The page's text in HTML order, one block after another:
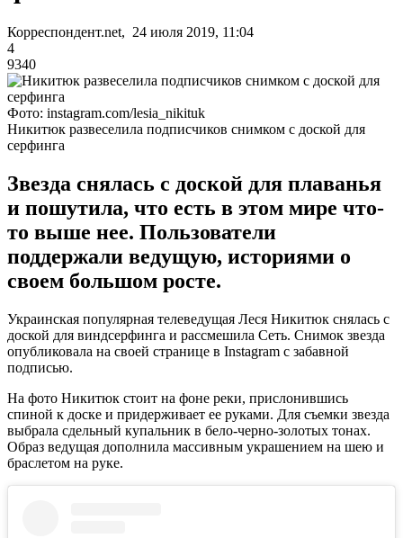
Корреспондент.net, 24 июля 2019, 11:04
4
9340
Фото: instagram.com/lesia_nikituk
Никитюк развеселила подписчиков снимком с доской для
серфинга
Звезда снялась с доской для плаванья
и пошутила, что есть в этом мире что-
то выше нее. Пользователи
поддержали ведущую, историями о
своем большом росте.
Украинская популярная телеведущая Леся Никитюк снялась с
доской для виндсерфинга и рассмешила Сеть. Снимок звезда
опубликовала на своей странице в Instagram с забавной
подписью.
На фото Никитюк стоит на фоне реки, прислонившись
спиной к доске и придерживает ее руками. Для съемки звезда
выбрала сдельный купальник в бело-черно-золотых тонах.
Образ ведущая дополнила массивным украшением на шею и
браслетом на руке.